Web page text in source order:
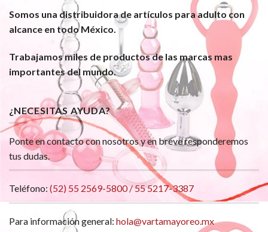
Somos una distribuidora de artículos para adulto con
alcance en todo México.
Trabajamos miles de productos de las marcas mas
importantes del mundo.
¿NECESITAS AYUDA?
Ponte en contacto con nosotros y en breve responderemos
tus dudas.
Teléfono: (52) 55 2569-5800 / 55 5217-3387
Para información general: hola@vartamayoreo.mx